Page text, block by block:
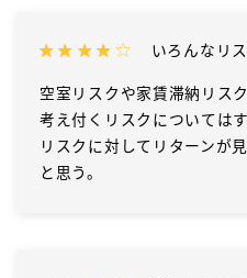
いろんなリス
空室リスクや家賃滞納リス
考え付くリスクについては
リスクに対してリターンが
と思う。